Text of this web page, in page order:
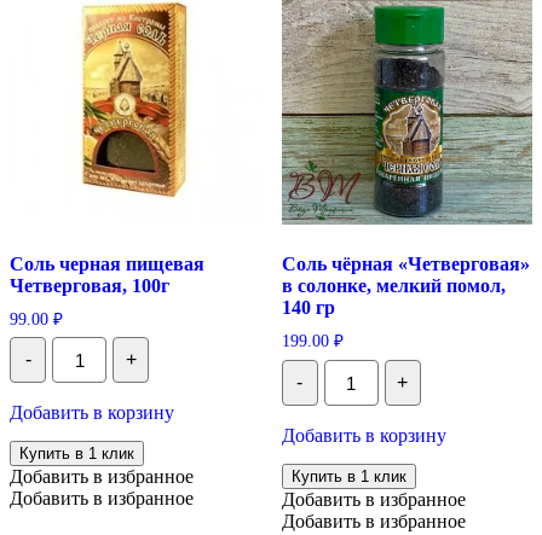
Соль черная пищевая
Четверговая, 100г
99.00 ₽
-
Количество
Соль
черная
Четверговая,
100г
+
Добавить в корзину
Купить в 1 клик
Добавить в избранное
Добавить в избранное
Соль чёрная «Четверговая»
в солонке, мелкий помол,
140 гр
199.00 ₽
-
Количество
Соль
чёрная
в
солонке,
мелкий
помол,
140
+
Добавить в корзину
Купить в 1 клик
Добавить в избранное
Добавить в избранное